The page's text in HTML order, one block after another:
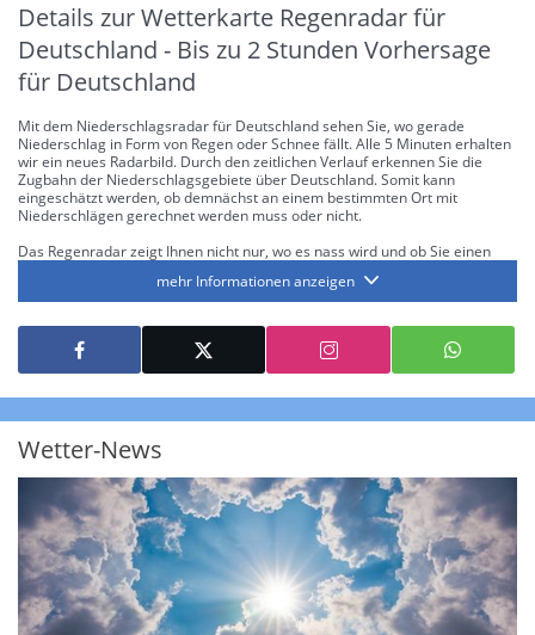
Details zur Wetterkarte Regenradar für
Deutschland - Bis zu 2 Stunden Vorhersage
für Deutschland
Mit dem Niederschlagsradar für Deutschland sehen Sie, wo gerade
Niederschlag in Form von Regen oder Schnee fällt. Alle 5 Minuten erhalten
wir ein neues Radarbild. Durch den zeitlichen Verlauf erkennen Sie die
Zugbahn der Niederschlagsgebiete über Deutschland. Somit kann
eingeschätzt werden, ob demnächst an einem bestimmten Ort mit
Niederschlägen gerechnet werden muss oder nicht.
Das Regenradar zeigt Ihnen nicht nur, wo es nass wird und ob Sie einen
die Niederschlagsintensität. Diese bezieht sich laut offiziellen Richtlinien
jeweils auf die Niederschlagsmenge in l/m² pro Stunde Regen- bzw.
Schneefall. Die 6 Stufen sind wie folgt gegliedert: Die hellen Blautöne
symbolisieren leichte bis mäßige Regen- bzw. Schneefälle mit einer
Intensität bis 8.1 l/m² pro Stunde. Dunkelblau repräsentiert mäßige bis
starke Niederschläge bis 35 l/m² pro Stunde. Hier können bereits Gewitter
auftreten. Extreme bzw. unwetterartige Niederschlagsereignisse mit
über 150 l/m² pro Stunde an. Solche
Neben der Niederschlagsintensität kann auch die Zuggeschwindigkeit der
Niederschlagsgebiete und damit die Niederschlagsdauer abgeschätzt
werden. Neben der 5-minütigen Radaraufzeichnung gibt es eine
Niederschlagsprognosefür die nächsten 2 Stunden. So sehen Sie genau,
wann und wo in Deutschland mit Regen oder Schneefall zu rechnen ist bzw.
kennen zu jeder Zeit den genauen Verlauf einer Niederschlagsfront.
mehr Informationen anzeigen
Wetter-News